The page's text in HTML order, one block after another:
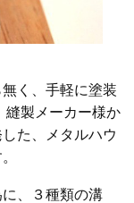
く、手軽に塗装
縫製メーカー様か
した、メタルハウ
に、３種類の溝